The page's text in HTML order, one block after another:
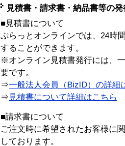
見積書・請求書・納品書等の
■見積書について
ぷらっとオンラインでは、24時
することができます。
※オンライン見積書発行には、
要です。
⇒一般法人会員（BizID）の詳細
⇒ 見積書について詳細はこちら
■請求書について
ご注文時に希望されたお客様に
しております。